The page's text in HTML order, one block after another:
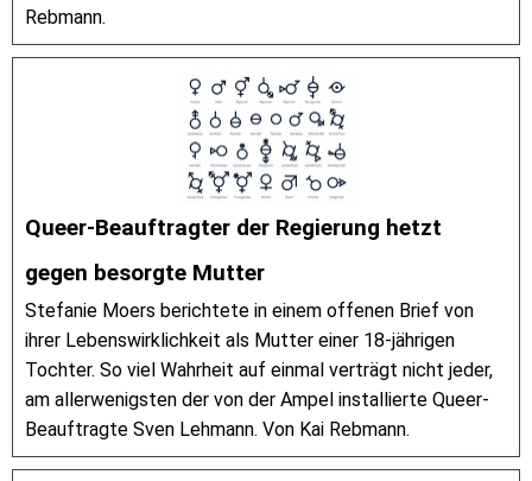
Rebmann.
Queer-Beauftragter der Regierung hetzt
gegen besorgte Mutter
Stefanie Moers berichtete in einem offenen Brief von
ihrer Lebenswirklichkeit als Mutter einer 18-jährigen
Tochter. So viel Wahrheit auf einmal verträgt nicht jeder,
am allerwenigsten der von der Ampel installierte Queer-
Beauftragte Sven Lehmann. Von Kai Rebmann.